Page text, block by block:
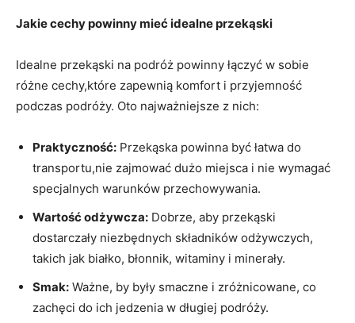
Jakie cechy powinny mieć idealne przekąski
Idealne przekąski na podróż powinny łączyć w sobie
różne cechy,które zapewnią komfort​ i przyjemność
podczas podróży. Oto‍ najważniejsze z nich:
Praktyczność: Przekąska powinna być łatwa do
transportu,nie zajmować dużo miejsca ⁣i nie wymagać
specjalnych warunków przechowywania.
Wartość odżywcza: Dobrze, aby przekąski
dostarczały niezbędnych składników odżywczych,
takich jak​ białko, błonnik, witaminy i minerały.
Smak: Ważne, by były smaczne i‌ zróżnicowane, co
zachęci do ich jedzenia w długiej podróży.